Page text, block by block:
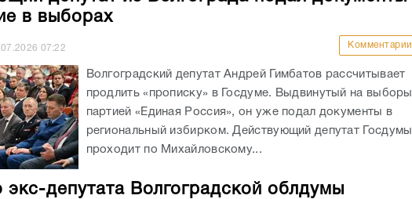
в выборах
07:22 Комментарии
Волгоградский депутат Андрей Гимбатов рассчитывает
продлить «прописку» в Госдуме. Выдвинутый на выборы
партией «Единая Россия», он уже подал документы в
региональный избирком. Действующий депутат Госдумы
проходит по Михайловскому...
экс-депутата Волгоградской облдумы